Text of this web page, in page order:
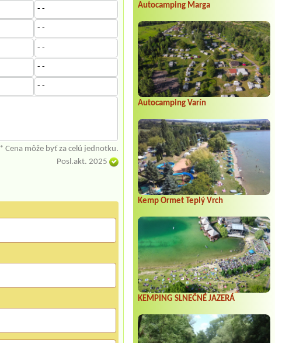
Autocamping Marga
Autocamping Varín
Kemp Ormet Teplý Vrch
KEMPING SLNEČNÉ JAZERÁ
- -
- -
- -
- -
- -
* Cena môže byť za celú jednotku.
Posl.akt. 2025